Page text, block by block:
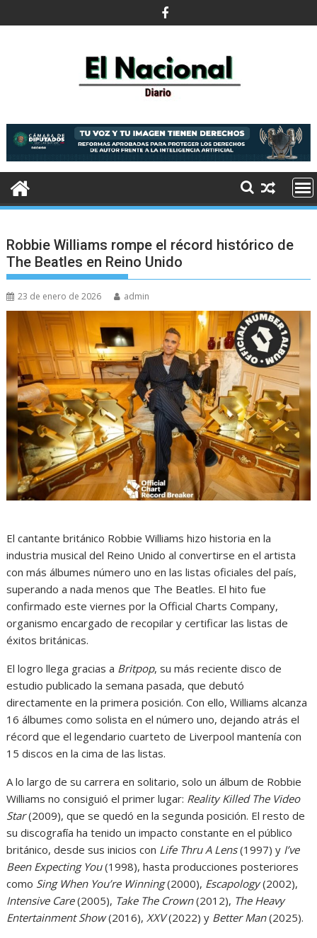
al
Robbie Williams rompe el récord histórico de
The Beatles en Reino Unido
23 de enero de 2026 admin
El cantante británico Robbie Williams hizo historia en la
industria musical del Reino Unido al convertirse en el artista
con más álbumes número uno en las listas oficiales del país,
superando a nada menos que The Beatles. El hito fue
confirmado este viernes por la Official Charts Company,
organismo encargado de recopilar y certificar las listas de
éxitos británicas.
El logro llega gracias a Britpop, su más reciente disco de
estudio publicado la semana pasada, que debutó
directamente en la primera posición. Con ello, Williams alcanza
16 álbumes como solista en el número uno, dejando atrás el
récord que el legendario cuarteto de Liverpool mantenía con
15 discos en la cima de las listas.
A lo largo de su carrera en solitario, solo un álbum de Robbie
Williams no consiguió el primer lugar: Reality Killed The Video
Star(2009), que se quedó en la segunda posición. El resto de
su discografía ha tenido un impacto constante en el público
británico, desde sus inicios con Life Thru A Lens(1997) y I’ve
Been Expecting You(1998), hasta producciones posteriores
como Sing When You’re Winning(2000), Escapology(2002),
Intensive Care(2005), Take The Crown(2012), The Heavy
Entertainment Show(2016),XXV(2022) y Better Man(2025).